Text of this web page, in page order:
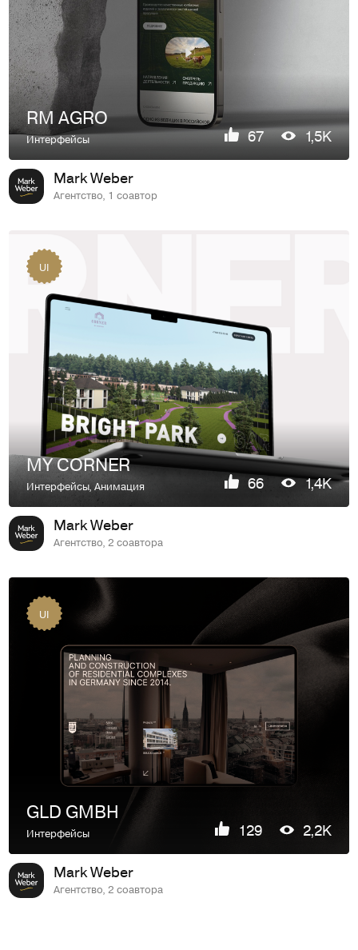
RM AGRO
Интерфейсы 67 1,5K
Mark Weber
Агентство, 1 соавтор
UI
MY CORNER
Интерфейсы,Анимация 66 1,4K
Mark Weber
Агентство, 2 соавтора
UI
GLD GMBH
Интерфейсы 129 2,2K
Mark Weber
Агентство, 2 соавтора